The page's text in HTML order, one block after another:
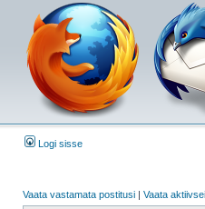
Logi sisse
Vaata vastamata postitusi | Vaata